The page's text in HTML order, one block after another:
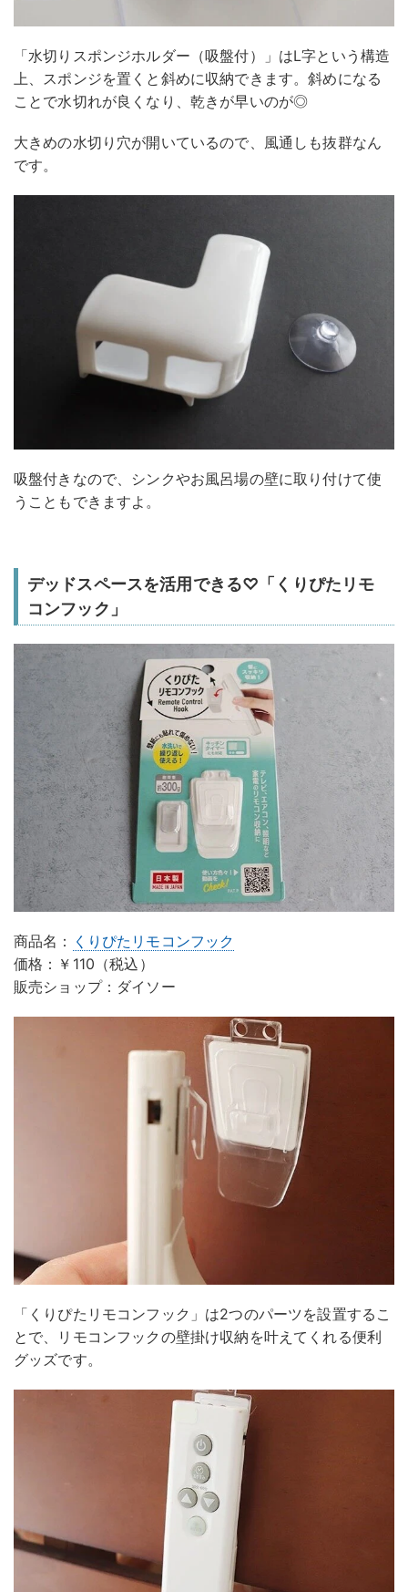
「水切りスポンジホルダー（吸盤付）」はL字という構造
上、スポンジを置くと斜めに収納できます。斜めになる
ことで水切れが良くなり、乾きが早いのが◎
大きめの水切り穴が開いているので、風通しも抜群なん
です。
吸盤付きなので、シンクやお風呂場の壁に取り付けて使
うこともできますよ。
デッドスペースを活用できる♡「くりぴたリモ
コンフック」
商品名： くりぴたリモコンフック
価格：￥110（税込）
販売ショップ：ダイソー
「くりぴたリモコンフック」は2つのパーツを設置するこ
とで、リモコンフックの壁掛け収納を叶えてくれる便利
グッズです。